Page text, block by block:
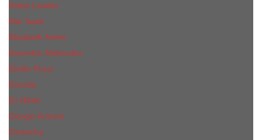
Еsteе Lаudеr
Elie Saab
Elizabeth Arden
Escentric Molecules
Emilio Pucci
Escada
Ex Nihilo
Giorgio Armani
Givenchy